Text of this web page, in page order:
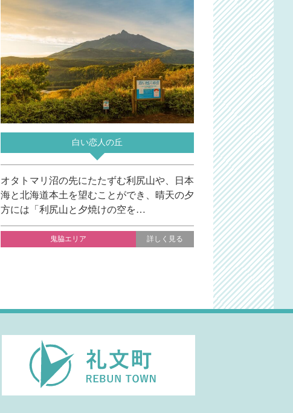
白い恋人の丘
オタトマリ沼の先にたたずむ利尻山や、日本
海と北海道本土を望むことができ、晴天の夕
方には「利尻山と夕焼けの空を…
鬼脇エリア 詳しく見る